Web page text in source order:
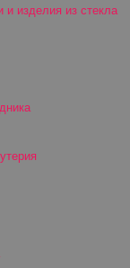
и изделия из стекла